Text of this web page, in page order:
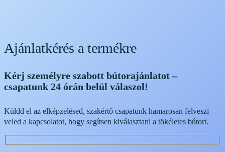
Ajánlatkérés a termékre
Kérj személyre szabott bútorajánlatot –
csapatunk 24 órán belül válaszol!
Küldd el az elképzelésed, szakértő csapatunk hamarosan felveszi
veled a kapcsolatot, hogy segítsen kiválasztani a tökéletes bútort.